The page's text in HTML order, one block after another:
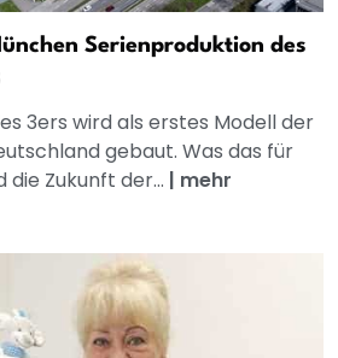
Serienproduktion des
3ers wird als erstes Modell der
gebaut. Was das für
Zukunft der... | mehr